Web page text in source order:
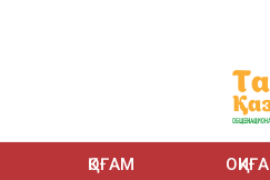
ҚОҒАМ ОҚИҒА